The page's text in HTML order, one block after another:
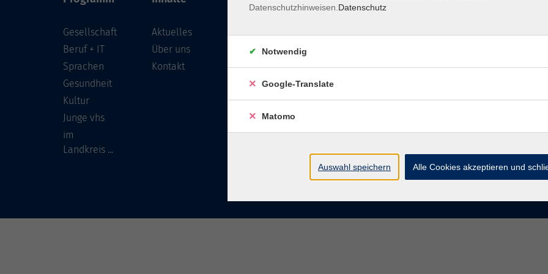
Gesellschaft
Beruf + IT
Sprachen
Gesundheit
Kultur
Junge vhs
im
Landkreis ...
Aktuelles
Über uns
Kontakt
96450 Coburg
info@vhs-coburg.de
Tel: 09561 8825-0
Datenschutzhinweisen. Datenschutz
Notwendig
Google-Translate
Matomo
Auswahl speichern Alle Cookies akzeptieren und